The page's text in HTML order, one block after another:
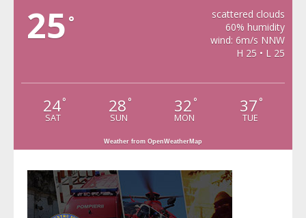
25 °
scattered clouds
60% humidity
wind: 6m/s NNW
H 25 • L 25
24°
SAT
28 °
SUN
32 °
MON
37 °
TUE
Weather from OpenWeatherMap